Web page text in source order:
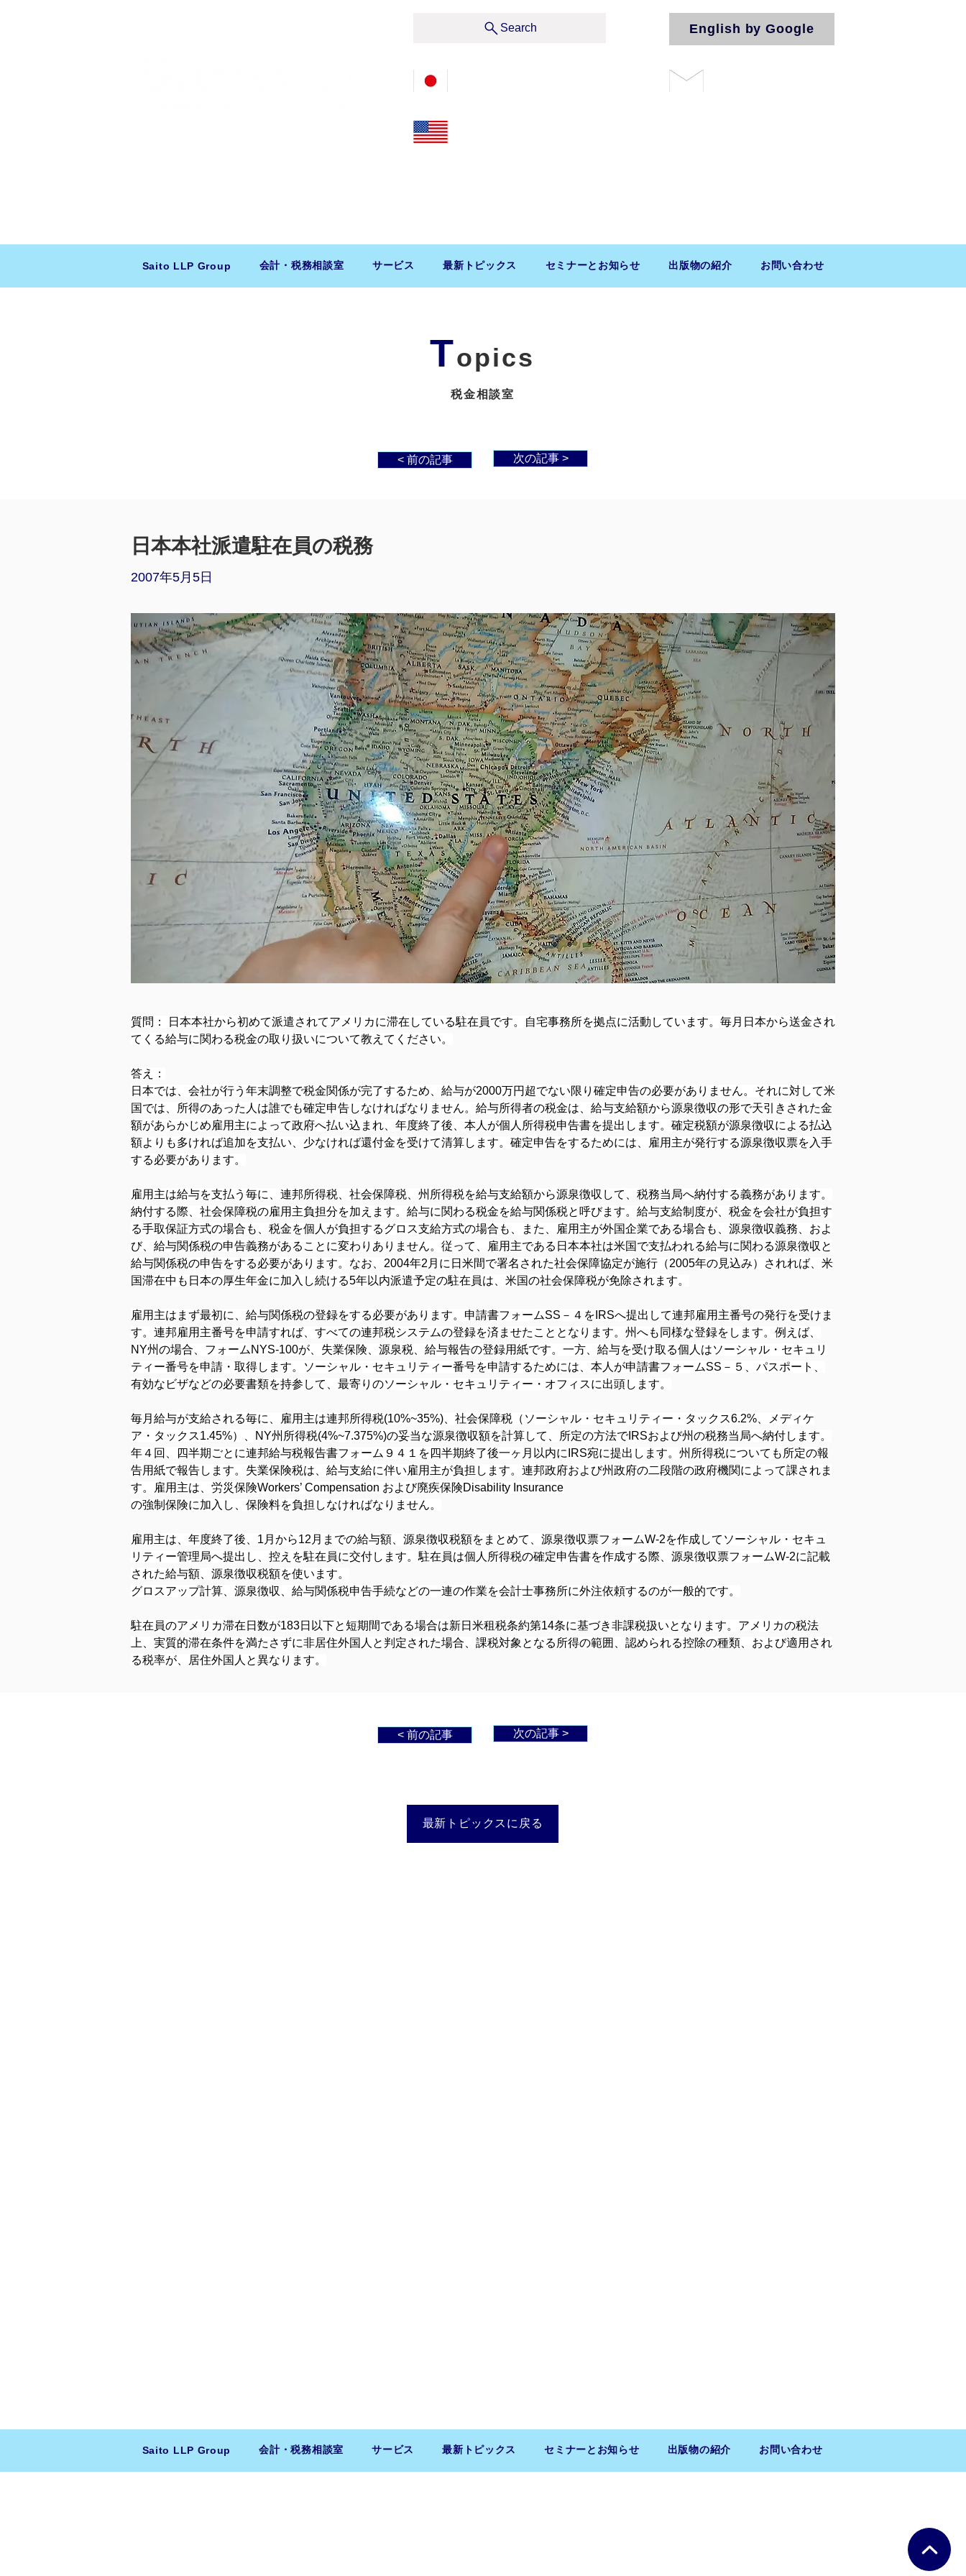
Search English by Google
Saito LLP Group 会計・税務相談室 サービス 最新トピックス セミナーとお知らせ 出版物の紹介 お問い合わせ
Topics
税金相談室
< 前の記事 次の記事 >
日本本社派遣駐在員の税務
2007年5月5日
質問： 日本本社から初めて派遣されてアメリカに滞在している駐在員です。自宅事務所を拠点に活動しています。毎月日本から送金され
てくる給与に関わる税金の取り扱いについて教えてください。
答え：
日本では、会社が行う年末調整で税金関係が完了するため、給与が2000万円超でない限り確定申告の必要がありません。それに対して米
国では、所得のあった人は誰でも確定申告しなければなりません。給与所得者の税金は、給与支給額から源泉徴収の形で天引きされた金
額があらかじめ雇用主によって政府へ払い込まれ、年度終了後、本人が個人所得税申告書を提出します。確定税額が源泉徴収による払込
額よりも多ければ追加を支払い、少なければ還付金を受けて清算します。確定申告をするためには、雇用主が発行する源泉徴収票を入手
する必要があります。
雇用主は給与を支払う毎に、連邦所得税、社会保障税、州所得税を給与支給額から源泉徴収して、税務当局へ納付する義務があります。
納付する際、社会保障税の雇用主負担分を加えます。給与に関わる税金を給与関係税と呼びます。給与支給制度が、税金を会社が負担す
る手取保証方式の場合も、税金を個人が負担するグロス支給方式の場合も、また、雇用主が外国企業である場合も、源泉徴収義務、およ
び、給与関係税の申告義務があることに変わりありません。従って、雇用主である日本本社は米国で支払われる給与に関わる源泉徴収と
給与関係税の申告をする必要があります。なお、2004年2月に日米間で署名された社会保障協定が施行（2005年の見込み）されれば、米
国滞在中も日本の厚生年金に加入し続ける5年以内派遣予定の駐在員は、米国の社会保障税が免除されます。
雇用主はまず最初に、給与関係税の登録をする必要があります。申請書フォームSS－４をIRSへ提出して連邦雇用主番号の発行を受けま
す。連邦雇用主番号を申請すれば、すべての連邦税システムの登録を済ませたこととなります。州へも同様な登録をします。例えば、
NY州の場合、フォームNYS-100が、失業保険、源泉税、給与報告の登録用紙です。一方、給与を受け取る個人はソーシャル・セキュリ
ティー番号を申請・取得します。ソーシャル・セキュリティー番号を申請するためには、本人が申請書フォームSS－５、パスポート、
有効なビザなどの必要書類を持参して、最寄りのソーシャル・セキュリティー・オフィスに出頭します。
毎月給与が支給される毎に、雇用主は連邦所得税(10%~35%)、社会保障税（ソーシャル・セキュリティー・タックス6.2%、メディケ
ア・タックス1.45%）、NY州所得税(4%~7.375%)の妥当な源泉徴収額を計算して、所定の方法でIRSおよび州の税務当局へ納付します。
年４回、四半期ごとに連邦給与税報告書フォーム９４１を四半期終了後一ヶ月以内にIRS宛に提出します。州所得税についても所定の報
告用紙で報告します。失業保険税は、給与支給に伴い雇用主が負担します。連邦政府および州政府の二段階の政府機関によって課されま
す。雇用主は、労災保険Workers’ Compensation および廃疾保険Disability Insurance
の強制保険に加入し、保険料を負担しなければなりません。
雇用主は、年度終了後、1月から12月までの給与額、源泉徴収税額をまとめて、源泉徴収票フォームW-2を作成してソーシャル・セキュ
リティー管理局へ提出し、控えを駐在員に交付します。駐在員は個人所得税の確定申告書を作成する際、源泉徴収票フォームW-2に記載
された給与額、源泉徴収税額を使います。
グロスアップ計算、源泉徴収、給与関係税申告手続などの一連の作業を会計士事務所に外注依頼するのが一般的です。
駐在員のアメリカ滞在日数が183日以下と短期間である場合は新日米租税条約第14条に基づき非課税扱いとなります。アメリカの税法
上、実質的滞在条件を満たさずに非居住外国人と判定された場合、課税対象となる所得の範囲、認められる控除の種類、および適用され
る税率が、居住外国人と異なります。
< 前の記事 次の記事 >
最新トピックスに戻る
Saito LLP Group 会計・税務相談室 サービス 最新トピックス セミナーとお知らせ 出版物の紹介 お問い合わせ